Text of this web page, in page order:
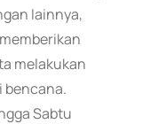
lainnya,
melakukan
bencana.
Sabtu